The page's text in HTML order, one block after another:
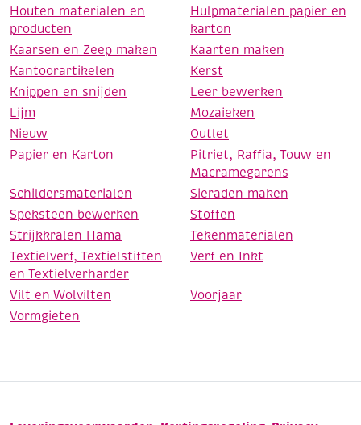
Houten materialen en
producten
Hulpmaterialen papier en
karton
Kaarsen en Zeep maken
Kaarten maken
Kantoorartikelen
Kerst
Knippen en snijden
Leer bewerken
Lijm
Mozaieken
Nieuw
Outlet
Papier en Karton
Pitriet, Raffia, Touw en
Macramegarens
Schildersmaterialen
Sieraden maken
Speksteen bewerken
Stoffen
Strijkkralen Hama
Tekenmaterialen
Textielverf, Textielstiften
en Textielverharder
Verf en Inkt
Vilt en Wolvilten
Voorjaar
Vormgieten